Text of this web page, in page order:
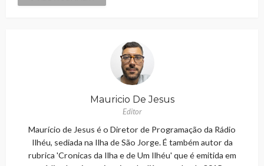
Mauricio De Jesus
Editor
Maurício de Jesus é o Diretor de Programação da Rádio
Ilhéu, sediada na Ilha de São Jorge. É também autor da
rubrica 'Cronicas da Ilha e de Um Ilhéu' que é emitida em